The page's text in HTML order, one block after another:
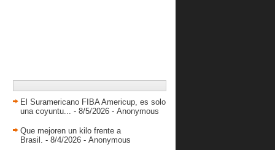
2014( 417 )
2012( 845 )
El Suramericano FIBA Americup, es solo
una coyuntu... - 8/5/2026 - Anonymous
Que mejoren un kilo frente a
Brasil. - 8/4/2026 - Anonymous